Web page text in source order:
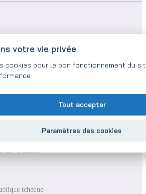
votre vie privée
cookies pour le bon fonctionnement du
Tout accepter
Paramètres des cookies
propos de nousRéférenceContact
tchèque